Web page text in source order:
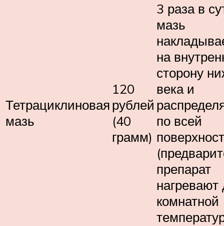
Тетрациклиновая
мазь
120
рублей
(40
грамм)
3 раза в
мазь
на
сторону
века и
по всей
препарат
нагревают
комнатной